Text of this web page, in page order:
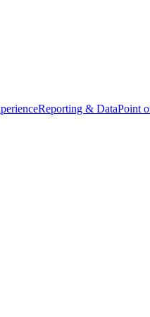
Reporting & DataPoint